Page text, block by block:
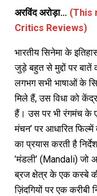
अरविंद अरोड़ा… (This
Critics Reviews)
भारतीय सिनेमा के
जुड़े बहुत से मुद्दों पर
लगभग सभी भाषाओं के
मिले हैं, उस विधा को
हैं। उस पर भी रंगमंच के
मंचन’ पर आधारित फिल्में
का प्रयास करती है
’मंडली’ (Mandali) जो
ब्रज क्षेत्र के एक कस्बे
ज़िंदगियों पर एक करीबी